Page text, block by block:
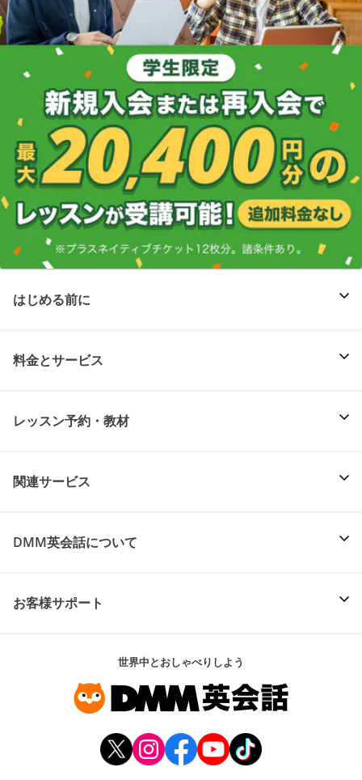
はじめる前に
料金とサービス
レッスン予約・教材
関連サービス
DMM英会話について
お客様サポート
世界中とおしゃべりしよう